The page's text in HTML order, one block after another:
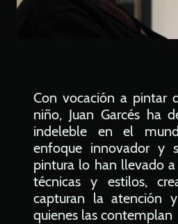
Con vocación a pintar
niño, Juan Garcés ha
indeleble en el
enfoque innovador y
pintura lo han llevado a
técnicas y estilos,
capturan la atención
quienes las contemplan